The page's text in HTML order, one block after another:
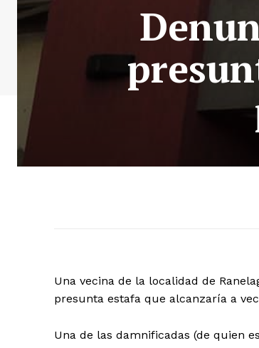
Una vecina de la localidad de
presunta estafa que alcanzaría a
Una de las damnificadas (de quien